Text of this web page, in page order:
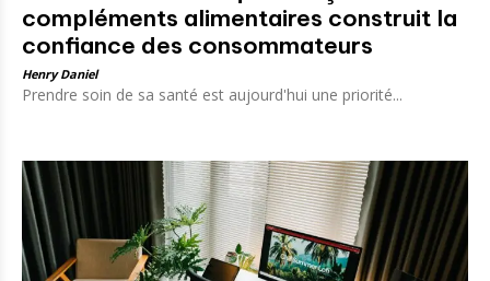
compléments alimentaires construit la
confiance des consommateurs
Henry Daniel
Prendre soin de sa santé est aujourd'hui une priorité...